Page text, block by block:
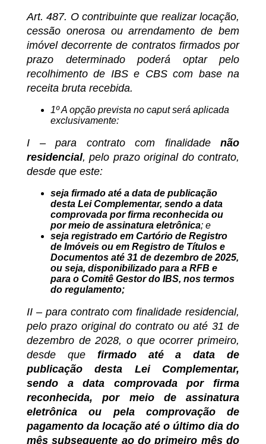
Art. 487. O contribuinte que realizar locação,
cessão onerosa ou arrendamento de bem
imóvel decorrente de contratos firmados por
prazo determinado poderá optar pelo
recolhimento de IBS e CBS com base na
receita bruta recebida.
1º A opção prevista no caput será aplicada
exclusivamente:
I – para contrato com finalidade não
residencial, pelo prazo original do contrato,
desde que este:
seja firmado até a data de publicação
desta Lei Complementar, sendo a data
comprovada por firma reconhecida ou
por meio de assinatura eletrônica; e
seja registrado em Cartório de Registro
de Imóveis ou em Registro de Títulos e
Documentos até 31 de dezembro de 2025,
ou seja, disponibilizado para a RFB e
para o Comitê Gestor do IBS, nos termos
do regulamento;
II – para contrato com finalidade residencial,
pelo prazo original do contrato ou até 31 de
dezembro de 2028, o que ocorrer primeiro,
desde que firmado até a data de
publicação desta Lei Complementar,
sendo a data comprovada por firma
reconhecida, por meio de assinatura
eletrônica ou pela comprovação de
pagamento da locação até o último dia do
mês subsequente ao do primeiro mês do